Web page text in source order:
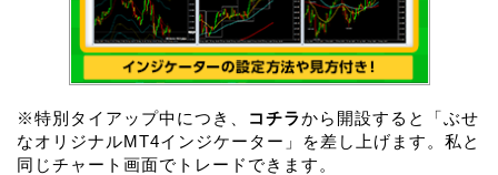
※特別タイアップ中につき、 コチラから開設すると「ぶせ
なオリジナルMT4インジケーター」を差し上げます。私と
同じチャート画面でトレードできます。